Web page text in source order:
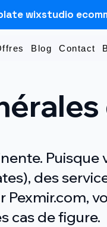
wixstudio
Blog Contact
Puisque
des
cas de figure.